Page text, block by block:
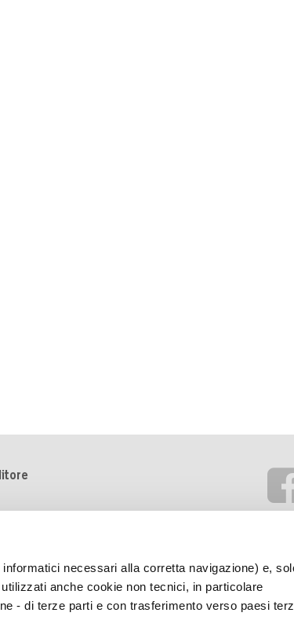
necessari alla corretta navigazione) e,
anche cookie non tecnici, in particolare
- di terze parti e con trasferimento verso paesi
al Registro
REA 1327444